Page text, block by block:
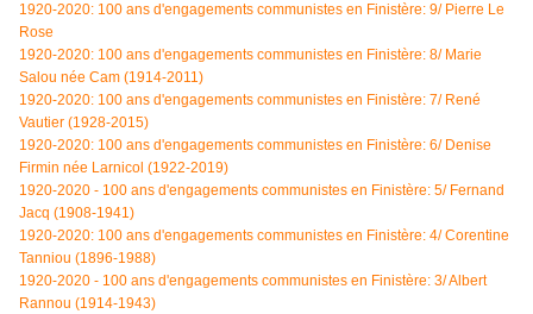
1920-2020: 100 ans d'engagements communistes en Finistère: 9/ Pierre Le
Rose
1920-2020: 100 ans d'engagements communistes en Finistère: 8/ Marie
Salou née Cam (1914-2011)
1920-2020: 100 ans d'engagements communistes en Finistère: 7/ René
Vautier (1928-2015)
1920-2020: 100 ans d'engagements communistes en Finistère: 6/ Denise
Firmin née Larnicol (1922-2019)
1920-2020 - 100 ans d'engagements communistes en Finistère: 5/ Fernand
Jacq (1908-1941)
1920-2020: 100 ans d'engagements communistes en Finistère: 4/Corentine
Tanniou (1896-1988)
1920-2020 - 100 ans d'engagements communistes en Finistère: 3/ Albert
Rannou (1914-1943)